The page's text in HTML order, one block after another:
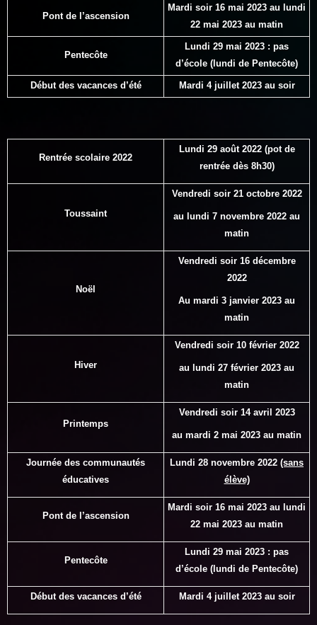
Pont de l’ascension
Mardi soir 16 mai 2023 au lundi
22 mai 2023 au matin
Pentecôte
Lundi 29 mai 2023 : pas
d’école (lundi de Pentecôte)
Début des vacances d’été Mardi 4 juillet 2023au soir
Rentrée scolaire 2022
Lundi 29 août 2022(pot de
rentrée dès 8h30)
Toussaint
Vendredi soir 21 octobre 2022
au lundi 7 novembre 2022 au
matin
Noël
Vendredi soir 16 décembre
2022
Au mardi 3 janvier 2023 au
matin
Hiver
Vendredi soir 10 février 2022
au lundi 27 février 2023 au
matin
Printemps
Vendredi soir 14 avril 2023
au mardi 2 mai 2023 au matin
Journée des communautés
éducatives
Lundi 28 novembre 2022 (sans
élève)
Pont de l’ascension
Mardi soir 16 mai 2023 au lundi
22 mai 2023 au matin
Pentecôte
Lundi 29 mai 2023 : pas
d’école (lundi de Pentecôte)
Début des vacances d’été Mardi 4 juillet 2023au soir